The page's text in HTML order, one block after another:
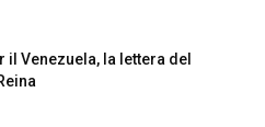
il Venezuela, la lettera del